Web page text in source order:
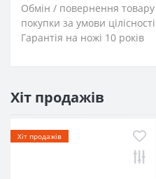
Обмін / повернення
покупки за умови
Гарантія на ножі 10 років
Хіт продажів
Хіт продажів